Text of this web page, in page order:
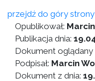
przejdź do góry strony
Opublikował:
Publikacja dnia:
Dokument oglądany
Podpisał: Marcin
Dokument z dnia: